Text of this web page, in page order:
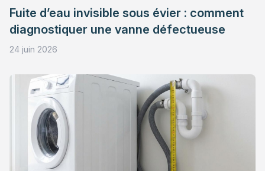
Fuite d’eau invisible sous évier : comment
diagnostiquer une vanne défectueuse
24 juin 2026